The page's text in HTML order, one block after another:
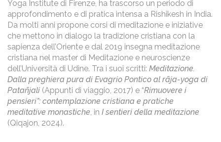
Yoga Institute di Firenze, ha trascorso un periodo di
approfondimento e di pratica intensa a Rishikesh in India.
Da molti anni propone corsi di meditazione e iniziative
che mettono in dialogo la tradizione cristiana con la
sapienza dell’Oriente e dal 2019 insegna meditazione
cristiana nel master di Meditazione e neuroscienze
dell’Università di Udine. Tra i suoi scritti: Meditazione.
Dalla preghiera pura di Evagrio Pontico al rāja-yoga di
Patañjali (Appunti di viaggio, 2017) e “Rimuovere i
pensieri”: contemplazione cristiana e pratiche
meditative monastiche , in I sentieri della meditazione
(Qiqajon, 2024).